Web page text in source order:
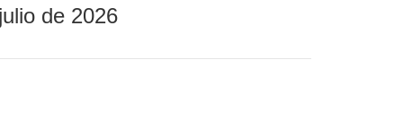
de 2026